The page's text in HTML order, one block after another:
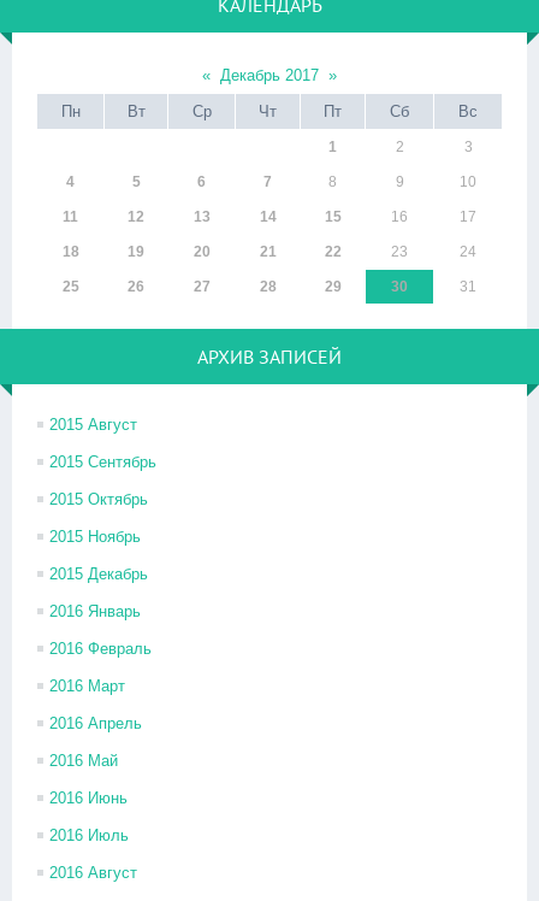
КАЛЕНДАРЬ
« Декабрь 2017 »
Пн
Вт Ср Чт Пт Сб Вс
1 2 3
4 5 6 7 8 9 10
11 12 13 14 15 16 17
18 19 20 21 22 23 24
25 26 27 28 29 30 31
АРХИВ ЗАПИСЕЙ
2015 Август
2015 Сентябрь
2015 Октябрь
2015 Ноябрь
2015 Декабрь
2016 Январь
2016 Февраль
2016 Март
2016 Апрель
2016 Май
2016 Июнь
2016 Июль
2016 Август